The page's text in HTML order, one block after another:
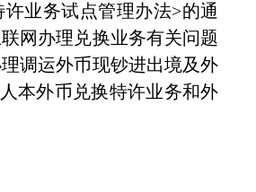
业务试点管理办法>的通
网办理兑换业务有关问题
调运外币现钞进出境及外
本外币兑换特许业务和外